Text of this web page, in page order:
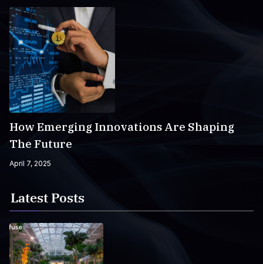
How Emerging Innovations Are Shaping
The Future
April 7, 2025
Latest Posts